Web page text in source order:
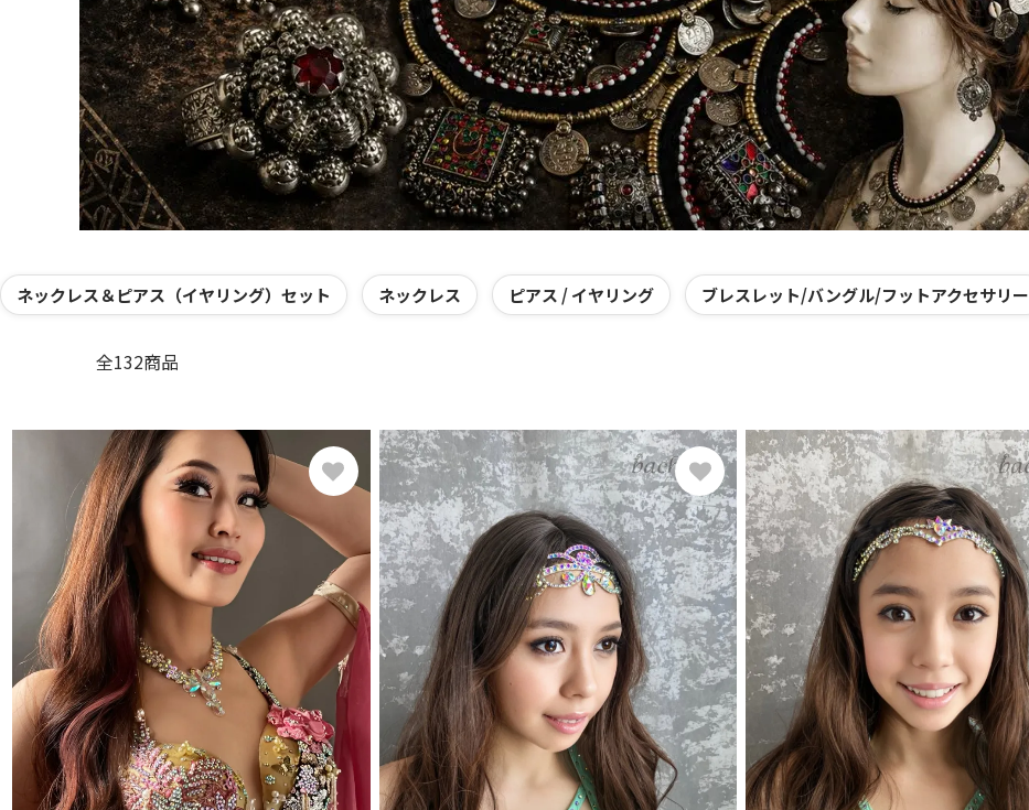
カテゴリー一覧
ネックレス＆ピアス（イヤリング）セット ネックレス ピアス / イヤリング ブレスレット/バングル/フットアクセサリー
全132商品